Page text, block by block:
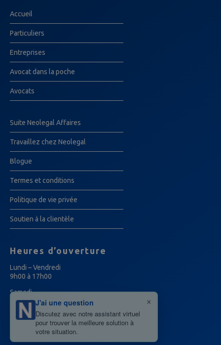
Accueil
Particuliers
Entreprises
Avocat dans la poche
Avocats
Suite Neolegal Affaires
Travaillez chez Neolegal
Blogue
Termes et conditions
Politique de vie privée
Soutien à la clientèle
Heures d’ouverture
Lundi – Vendredi
9h00 à 17h00
Samedi
12h00 – 16h00
×
J'ai une question
Discutez avec notre assistant virtuel
pour trouver la meilleure solution à
votre situation.